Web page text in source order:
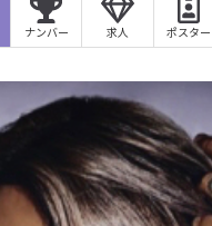
ナンバー 求人 ポスター